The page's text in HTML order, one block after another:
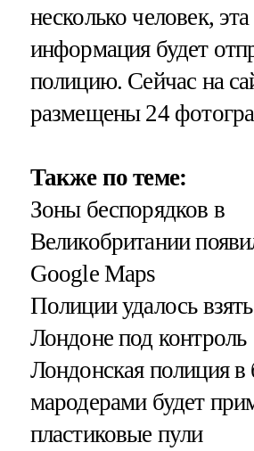
несколько человек, эта
информация будет
полицию. Сейчас на
размещены 24
Также по теме:
Зоны беспорядков в
Великобритании
Google Maps
Полиции удалось
Лондоне под контроль
Лондонская полиция в
мародерами будет
пластиковые пули